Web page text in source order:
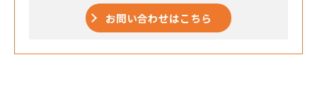
お問い合わせはこちら